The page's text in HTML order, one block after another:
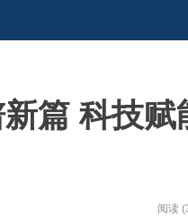
篇 科技赋
阅读